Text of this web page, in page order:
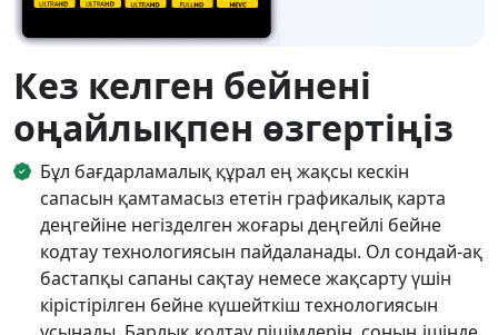
Кез келген бейнені
оңайлықпен өзгертіңіз
Бұл бағдарламалық құрал ең жақсы кескін
сапасын қамтамасыз ететін графикалық карта
деңгейіне негізделген жоғары деңгейлі бейне
кодтау технологиясын пайдаланады. Ол сондай-ақ
бастапқы сапаны сақтау немесе жақсарту үшін
кірістірілген бейне күшейткіш технологиясын